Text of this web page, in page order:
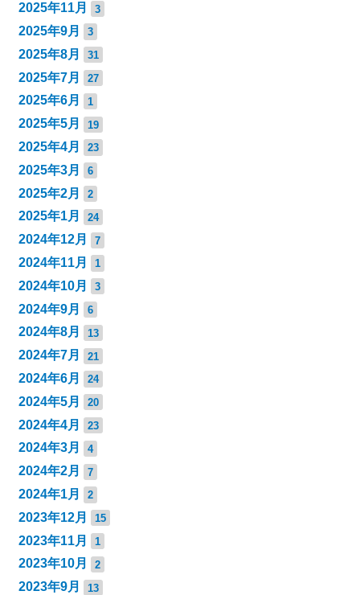
2025年11月 3
2025年9月 3
2025年8月 31
2025年7月 27
2025年6月 1
2025年5月 19
2025年4月 23
2025年3月 6
2025年2月 2
2025年1月 24
2024年12月 7
2024年11月 1
2024年10月 3
2024年9月 6
2024年8月 13
2024年7月 21
2024年6月 24
2024年5月 20
2024年4月 23
2024年3月 4
2024年2月 7
2024年1月 2
2023年12月 15
2023年11月 1
2023年10月 2
2023年9月 13